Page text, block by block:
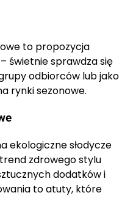
to propozycja
świetnie sprawdza się
odbiorców lub jako
rynki sezonowe.
ekologiczne słodycze
zdrowego stylu
dodatków i
to atuty, które